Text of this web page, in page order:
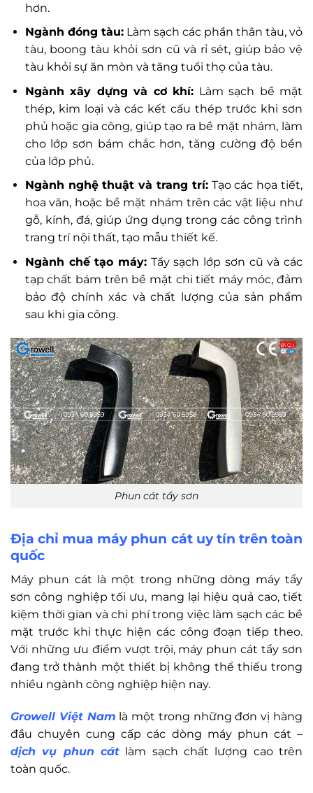
hơn.
Ngành đóng tàu:Làm sạch các phần thân tàu, vỏ
tàu, boong tàu khỏi sơn cũ và rỉ sét, giúp bảo vệ
tàu khỏi sự ăn mòn và tăng tuổi thọ của tàu.
Ngành xây dựng và cơ khí: Làm sạch bề mặt
thép, kim loại và các kết cấu thép trước khi sơn
phủ hoặc gia công, giúp tạo ra bề mặt nhám, làm
cho lớp sơn bám chắc hơn, tăng cường độ bền
của lớp phủ.
Ngành nghệ thuật và trang trí:Tạo các họa tiết,
hoa văn, hoặc bề mặt nhám trên các vật liệu như
gỗ, kính, đá, giúp ứng dụng trong các công trình
trang trí nội thất, tạo mẫu thiết kế.
Ngành chế tạo máy:Tẩy sạch lớp sơn cũ và các
tạp chất bám trên bề mặt chi tiết máy móc, đảm
bảo độ chính xác và chất lượng của sản phẩm
sau khi gia công.
Phun cát tẩy sơn
Địa chỉ mua máy phun cát uy tín trên toàn
quốc
Máy phun cát là một trong những dòng máy tẩy
sơn công nghiệp tối ưu, mang lại hiệu quả cao, tiết
kiệm thời gian và chi phí trong việc làm sạch các bề
mặt trước khi thực hiện các công đoạn tiếp theo.
Với những ưu điểm vượt trội, máy phun cát tẩy sơn
đang trở thành một thiết bị không thể thiếu trong
nhiều ngành công nghiệp hiện nay.
Growell Việt Nam là một trong những đơn vị hàng
đầu chuyên cung cấp các dòng máy phun cát –
dịch vụ phun cát làm sạch chất lượng cao trên
toàn quốc.